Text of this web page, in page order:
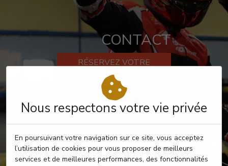
Nous respectons votre vie privée
En poursuivant votre navigation sur ce site, vous acceptez
l’utilisation de cookies pour vous proposer de meilleurs
services et de meilleures performances, des fonctionnalités
CONTACT
RÉSERVEZ VOTRE
PASSAGE